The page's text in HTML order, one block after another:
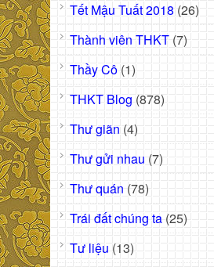
Tết Mậu Tuất 2018 (26)
Thành viên THKT (7)
Thầy Cô (1)
THKT Blog (878)
Thư giãn (4)
Thư gửi nhau (7)
Thư quán (78)
Trái đất chúng ta (25)
Tư liệu (13)